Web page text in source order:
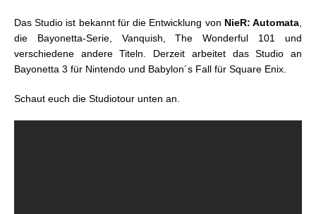
Das Studio ist bekannt für die Entwicklung von NieR: Automata,
die Bayonetta-Serie, Vanquish, The Wonderful 101 und
verschiedene andere Titeln. Derzeit arbeitet das Studio an
Bayonetta 3 für Nintendo und Babylon´s Fall für Square Enix.
Schaut euch die Studiotour unten an.